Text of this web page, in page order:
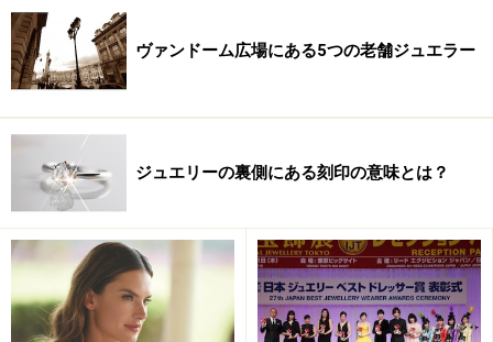
ヴァンドーム広場にある5つの老舗ジュエラー
ジュエリーの裏側にある刻印の意味とは？